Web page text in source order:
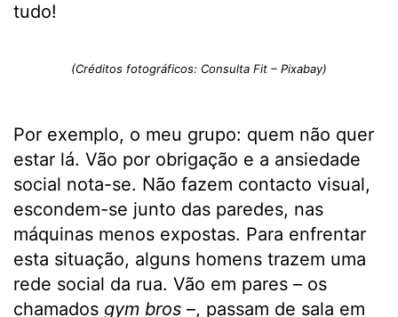
tudo!
(Créditos fotográficos: Consulta Fit – Pixabay)
Por exemplo, o meu grupo: quem não quer
estar lá. Vão por obrigação e a ansiedade
social nota-se. Não fazem contacto visual,
escondem-se junto das paredes, nas
máquinas menos expostas. Para enfrentar
esta situação, alguns homens trazem uma
rede social da rua. Vão em pares – os
chamados gym bros –, passam de sala em